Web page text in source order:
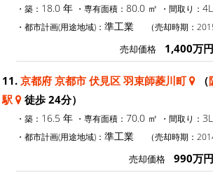
・築： 18.0 年 ・専有面積： 80.0 ㎡ ・間取り：
・都市計画(用途地域)： 準工業 （売却時期：
売却価格 1,400万円
11. 京都府 京都市 伏見区 羽束師菱川町 （
駅
徒歩 24分）
・築： 16.5 年 ・専有面積： 70.0 ㎡ ・間取り：
・都市計画(用途地域)： 準工業 （売却時期：
売却価格 990万円